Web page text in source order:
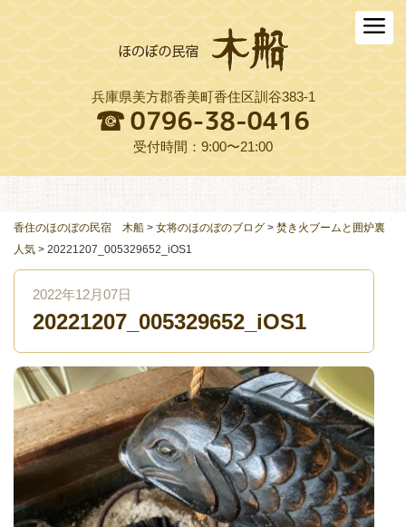
兵庫県美方郡香美町香住区訓谷383-1
受付時間：9:00〜21:00
交通アクセス
よくある質問
お役立ちリンク集
ご予約プラン一覧
English
香住のほのぼの民宿 木船 > 女将のほのぼのブログ > 焚き火ブームと囲炉裏
人気 > 20221207_005329652_iOS1
2022年12月07日
20221207_005329652_iOS1